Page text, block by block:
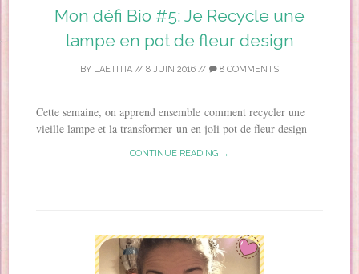
Mon défi Bio #5: Je Recycle une
lampe en pot de fleur design
BY LAETITIA // 8 JUIN 2016 // 8 COMMENTS
Cette semaine, on apprend ensemble comment recycler une
vieille lampe et la transformer un en joli pot de fleur design
CONTINUE READING →